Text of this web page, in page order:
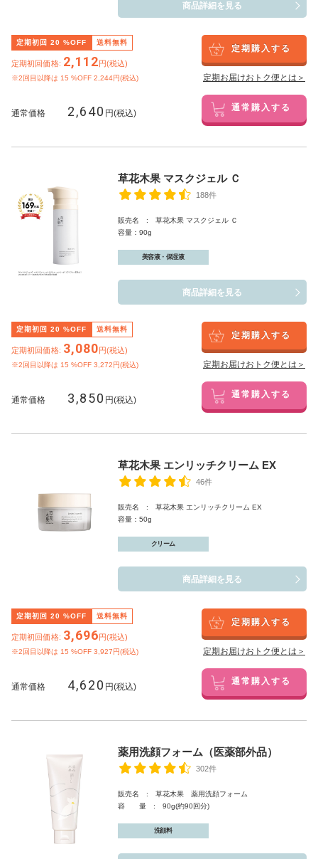
商品詳細を見る
定期初回 20 %OFF 送料無料
定期初回価格: 2,112円(税込)
※2回目以降は 15 %OFF 2,244円(税込)
定期購入する
定期お届けおトク便とは＞
通常価格 2,640 円(税込) 通常購入する
草花木果 マスクジェル Ｃ
188件
販売名 : 草花木果 マスクジェル Ｃ
容量：90g
美容液・保湿液
商品詳細を見る
定期初回 20 %OFF 送料無料
定期初回価格: 3,080円(税込)
※2回目以降は 15 %OFF 3,272円(税込)
定期購入する
定期お届けおトク便とは＞
通常価格 3,850 円(税込) 通常購入する
草花木果 エンリッチクリーム EX
46件
販売名 : 草花木果 エンリッチクリーム EX
容量：50g
クリーム
商品詳細を見る
定期初回 20 %OFF 送料無料
定期初回価格: 3,696円(税込)
※2回目以降は 15 %OFF 3,927円(税込)
定期購入する
定期お届けおトク便とは＞
通常価格 4,620 円(税込) 通常購入する
薬用洗顔フォーム（医薬部外品）
302件
販売名 : 草花木果 薬用洗顔フォーム
容 量 : 90g(約90回分)
洗顔料